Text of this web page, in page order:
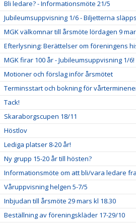
Bli ledare? - Informationsmöte 21/5
Jubileumsuppvisning 1/6 - Biljetterna
MGK välkomnar till årsmöte lördagen 9
Efterlysning: Berättelser om föreningens
MGK firar 100 år - Jubileumsuppvisning 1/6!
Motioner och förslag inför årsmötet
Terminsstart och bokning för
Tack!
Skaraborgscupen 18/11
Höstlov
Lediga platser 8-20 år!
Ny grupp 15-20 år till hösten?
Informationsmöte om att bli/vara ledare
Våruppvisning helgen 5-7/5
Inbjudan till årsmöte 29 mars kl 18.30
Beställning av föreningskläder 17-29/10